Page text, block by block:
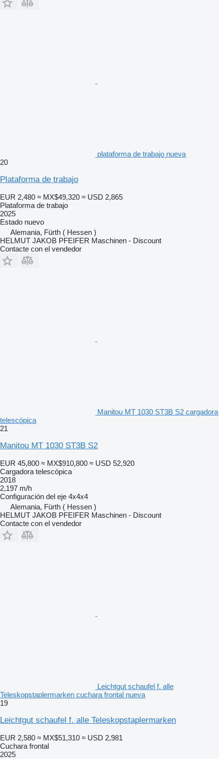
plataforma de trabajo nueva
20
Plataforma de trabajo
EUR 2,480 ≈ MX$49,320 ≈ USD 2,865
Plataforma de trabajo
2025
Estado nuevo
Alemania, Fürth ( Hessen )
HELMUT JAKOB PFEIFER Maschinen - Discount
Contacte con el vendedor
Manitou MT 1030 ST3B S2 cargadora
telescópica
21
Manitou MT 1030 ST3B S2
EUR 45,800 ≈ MX$910,800 ≈ USD 52,920
Cargadora telescópica
2018
2,197 m/h
Configuración del eje 4x4x4
Alemania, Fürth ( Hessen )
HELMUT JAKOB PFEIFER Maschinen - Discount
Contacte con el vendedor
Leichtgut schaufel f. alle
Teleskopstaplermarken cuchara frontal nueva
19
Leichtgut schaufel f. alle Teleskopstaplermarken
EUR 2,580 ≈ MX$51,310 ≈ USD 2,981
Cuchara frontal
2025